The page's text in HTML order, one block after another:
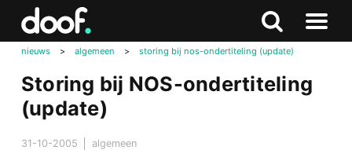
Zoeken
Naar
nieuws > algemeen > storing bij nos-ondertiteling (update)
Storing bij NOS-ondertiteling
(update)
31-10-2005 algemeen
Doof.nl
Zoeken